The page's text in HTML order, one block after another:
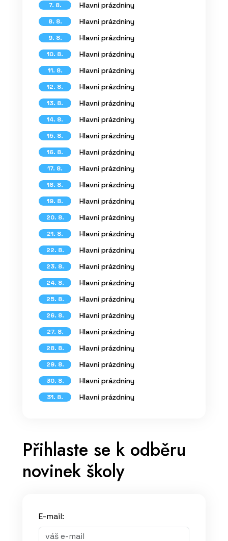
7. 8. Hlavní prázdniny
8. 8. Hlavní prázdniny
9. 8. Hlavní prázdniny
10. 8. Hlavní prázdniny
11. 8. Hlavní prázdniny
12. 8. Hlavní prázdniny
13. 8. Hlavní prázdniny
14. 8. Hlavní prázdniny
15. 8. Hlavní prázdniny
16. 8. Hlavní prázdniny
17. 8. Hlavní prázdniny
18. 8. Hlavní prázdniny
19. 8. Hlavní prázdniny
20. 8. Hlavní prázdniny
21. 8. Hlavní prázdniny
22. 8. Hlavní prázdniny
23. 8. Hlavní prázdniny
24. 8. Hlavní prázdniny
25. 8. Hlavní prázdniny
26. 8. Hlavní prázdniny
27. 8. Hlavní prázdniny
28. 8. Hlavní prázdniny
29. 8. Hlavní prázdniny
30. 8. Hlavní prázdniny
31. 8. Hlavní prázdniny
Přihlaste se k odběru
novinek školy
E-mail: